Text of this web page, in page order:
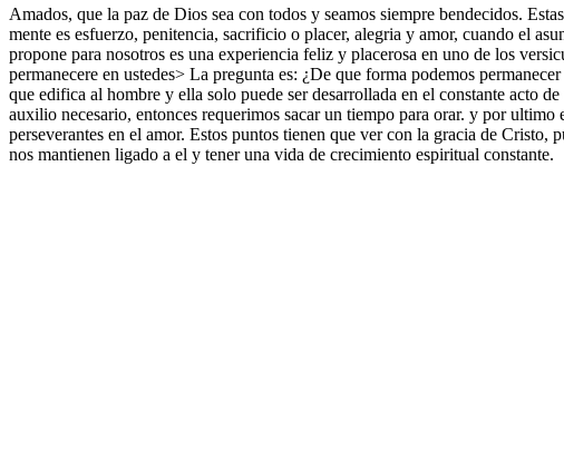
Amados, que la paz de Dios sea con todos y seamos siempre bendecidos.
mente es esfuerzo, penitencia, sacrificio o placer, alegria y amor, cuando el
propone para nosotros es una experiencia feliz y placerosa en uno de los
permanecere en ustedes> La pregunta es: ¿De que forma podemos
que edifica al hombre y ella solo puede ser desarrollada en el constante acto
auxilio necesario, entonces requerimos sacar un tiempo para orar. y por
perseverantes en el amor. Estos puntos tienen que ver con la gracia de
nos mantienen ligado a el y tener una vida de crecimiento espiritual constante.